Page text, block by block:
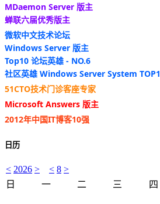
MDaemon Server 版主
蝉联六届优秀版主
微软中文技术论坛
Windows Server 版主
Top10 论坛英雄 - NO.6
社区英雄 Windows Server System TOP1
51CTO技术门诊客座专家
Microsoft Answers 版主
2012年中国IT博客10强
日历
< 2026 > < 8 >
日
一 二 三 四